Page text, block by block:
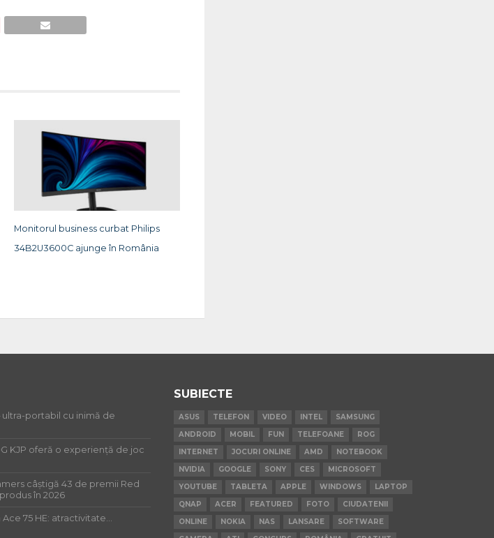
Monitorul business curbat Philips
34B2U3600C ajunge în România
ultra-portabil cu inimă de
KJP oferă o experiență de joc
câștigă 43 de premii Red
în 2026
Ace 75 HE: atractivitate…
SUBIECTE
ASUS TELEFON VIDEO INTEL
SAMSUNG
ANDROID
MOBIL FUN TELEFOANE
ROG
INTERNET
JOCURI ONLINE AMD
NOTEBOOK
NVIDIA
GOOGLE SONY CES
MICROSOFT
YOUTUBE
TABLETA APPLE WINDOWS
LAPTOP
QNAP
ACER FEATURED FOTO
CIUDATENII
ONLINE
NOKIA NAS LANSARE
SOFTWARE